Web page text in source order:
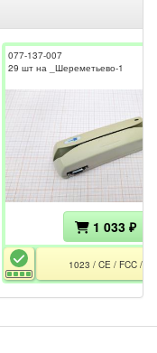
077-137-007
29 шт на _Шереметьево-1
1 033 ₽
1023 / CE / FCC /